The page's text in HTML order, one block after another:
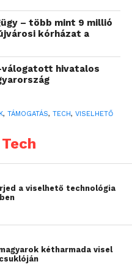
az
kell: a vérnyomás, a
szaturáció
(EKG) adatai
és az
Ezeknek az
ma már könnyedén
Bár ezek nem
és méréseik
felállítására
pontossággal,
– több mint 9 millió
kórházat a
válogatott hivatalos
, TÁMOGATÁS, TECH, VISELHETŐ
a viselhető technológia
kétharmada visel